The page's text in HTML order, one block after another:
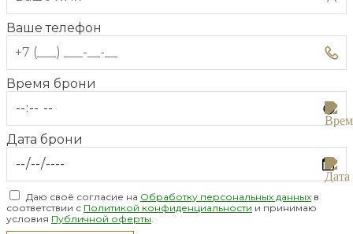
Ваше телефон
Время брони
Дата брони
Даю своё согласие на Обработку персональных данных в
соответствии с Политикой конфиденциальности и принимаю
условия Публичной оферты.